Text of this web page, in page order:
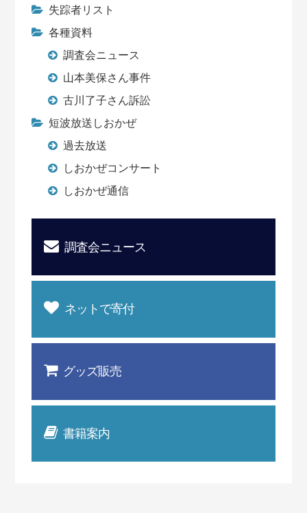
失踪者リスト
各種資料
調査会ニュース
山本美保さん事件
古川了子さん訴訟
短波放送しおかぜ
過去放送
しおかぜコンサート
しおかぜ通信
調査会ニュース
ネットで寄付
グッズ販売
書籍案内